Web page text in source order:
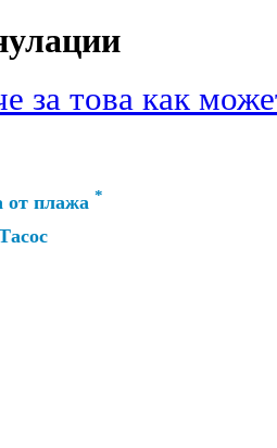
за това как
от плажа *